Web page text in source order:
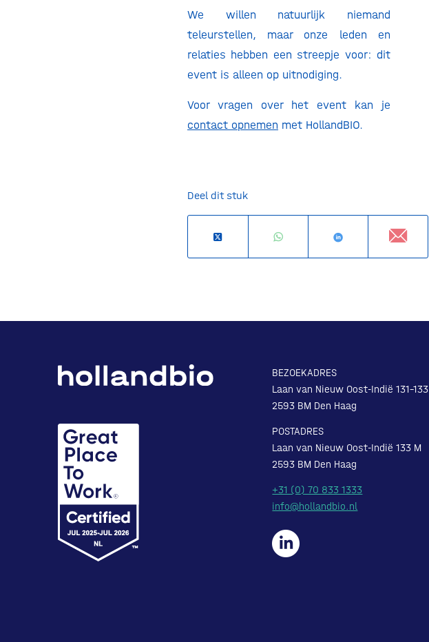
We willen natuurlijk niemand
teleurstellen, maar onze leden en
relaties hebben een streepje voor: dit
event is alleen op uitnodiging.
Voor vragen over het event kan je
contact opnemen met HollandBIO.
Deel dit stuk
BEZOEKADRES
Laan van Nieuw Oost-Indië 131-133
2593 BM Den Haag
POSTADRES
Laan van Nieuw Oost-Indië 133 M
2593 BM Den Haag
+31 (0) 70 833 1333
info@hollandbio.nl